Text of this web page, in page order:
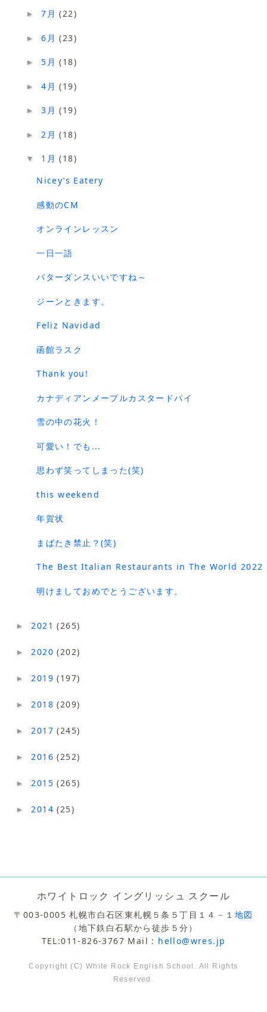
►7月(22)
►6月(23)
►5月(18)
►4月(19)
►3月(19)
► 2月(18)
▼ 1月(18)
Nicey’s Eatery
感動のCM
オンラインレッスン
一日一語
バターダンスいいですね～
ジーンときます。
Feliz Navidad
函館ラスク
Thank you!
カナディアンメープルカスタードパイ
雪の中の花火！
可愛い！でも...
思わず笑ってしまった(笑)
this weekend
年賀状
まばたき禁止？(笑)
The Best Italian Restaurants in The World 2022
明けましておめでとうございます。
► 2021(265)
► 2020(202)
► 2019(197)
► 2018(209)
► 2017(245)
► 2016(252)
► 2015(265)
► 2014(25)
ホワイトロック イングリッシュ スクール
〒003-0005 札幌市白石区東札幌５条５丁目１４－１ 地図
（地下鉄白石駅から徒歩５分）
TEL:011-826-3767 Mail : hello@wres.jp
Copyright (C) White Rock English School. All Rights
Reserved.